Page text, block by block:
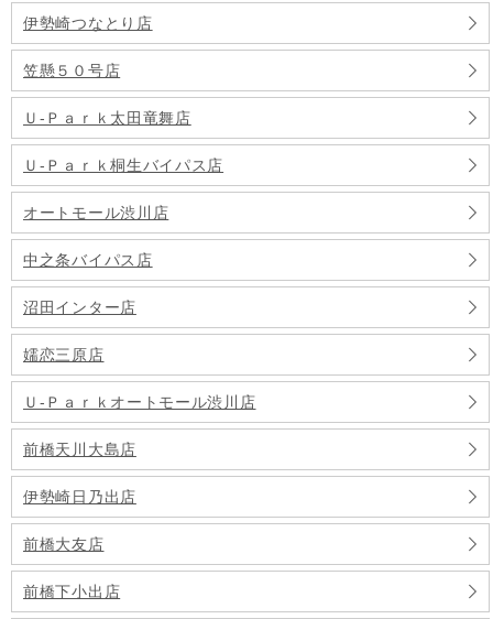
伊勢崎つなとり店
笠懸５０号店
Ｕ-Ｐａｒｋ太田竜舞店
Ｕ-Ｐａｒｋ桐生バイパス店
オートモール渋川店
中之条バイパス店
沼田インター店
嬬恋三原店
Ｕ-Ｐａｒｋオートモール渋川店
前橋天川大島店
伊勢崎日乃出店
前橋大友店
前橋下小出店